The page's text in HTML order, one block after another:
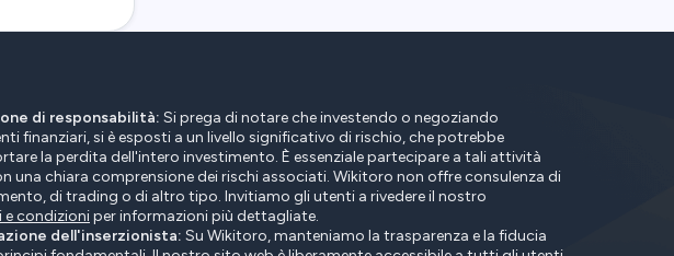
di responsabilità: Si prega di notare che investendo o negoziando
finanziari, si è esposti a un livello significativo di rischio, che potrebbe
la perdita dell'intero investimento. È essenziale partecipare a tali attività
una chiara comprensione dei rischi associati. Wikitoro non offre consulenza di
di trading o di altro tipo. Invitiamo gli utenti a rivedere il nostro
e condizioniper informazioni più dettagliate.
dell'inserzionista: Su Wikitoro, manteniamo la trasparenza e la fiducia